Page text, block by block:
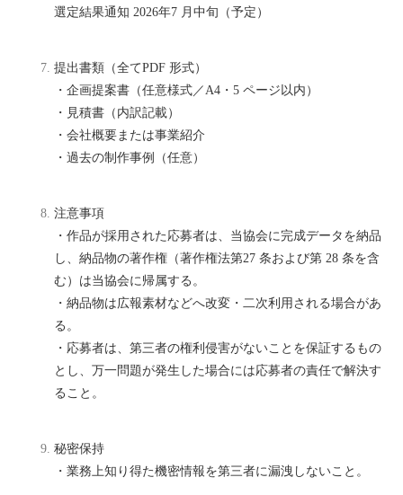
選定結果通知 2026年7 月中旬（予定）
提出書類（全てPDF 形式）
・企画提案書（任意様式／A4・5 ページ以内）
・見積書（内訳記載）
・会社概要または事業紹介
・過去の制作事例（任意）
注意事項
・作品が採用された応募者は、当協会に完成データを納品
し、納品物の著作権（著作権法第27 条および第 28 条を含
む）は当協会に帰属する。
・納品物は広報素材などへ改変・二次利用される場合があ
る。
・応募者は、第三者の権利侵害がないことを保証するもの
とし、万一問題が発生した場合には応募者の責任で解決す
ること。
秘密保持
・業務上知り得た機密情報を第三者に漏洩しないこと。